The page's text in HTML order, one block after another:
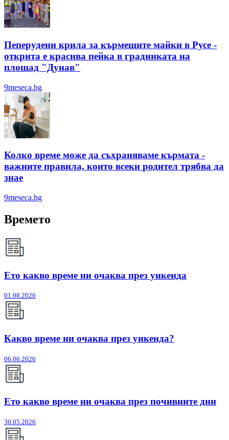
Пеперудени крила за кърмещите майки в Русе -
открита е красива пейка в градинката на
площад "Дунав"
9meseca.bg
Колко време може да съхраняваме кърмата -
важните правила, които всеки родител трябва да
знае
9meseca.bg
Времето
Ето какво време ни очаква през уикенда
01.08.2026
Какво време ни очаква през уикенда?
06.06.2026
Ето какво време ни очаква през почивните дни
30.05.2026